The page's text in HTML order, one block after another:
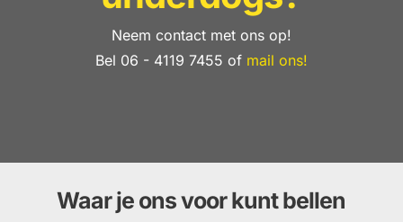
Neem contact met ons op!
Bel 06 - 4119 7455 of mail ons!
Waar je ons voor kunt bellen